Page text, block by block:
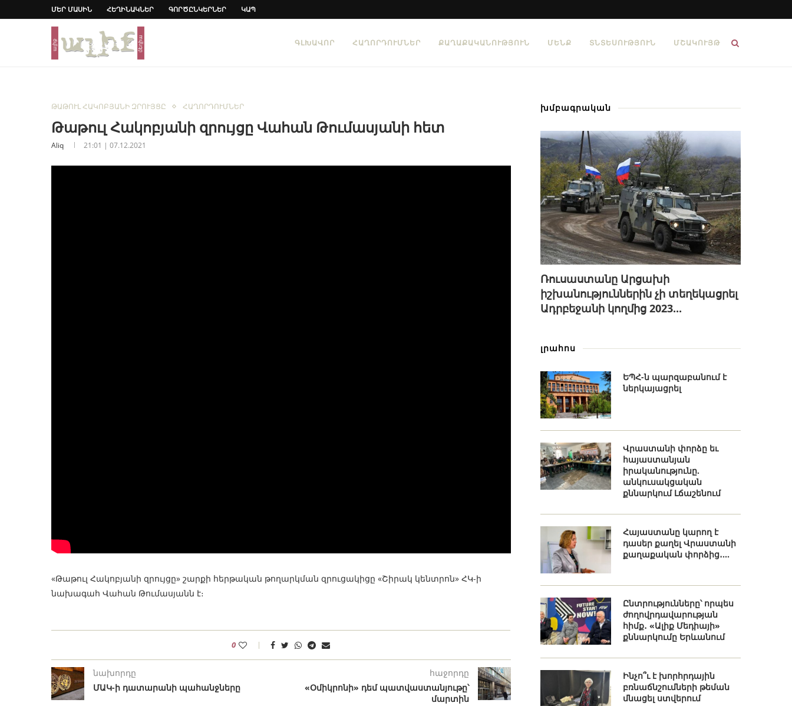
ՄԵՐ ՄԱՍԻՆ ՀԵՂԻՆԱԿՆԵՐ ԳՈՐԾԸՆԿԵՐՆԵՐ ԿԱՊ
ԳԼԽԱՎՈՐ ՀԱՂՈՐԴՈՒՄՆԵՐ ՔԱՂԱՔԱԿԱՆՈՒԹՅՈՒՆ ՄԵՆՔ ՏՆՏԵՍՈՒԹՅՈՒՆ ՄՇԱԿՈՒՅԹ
ԹԱԹՈՒԼ ՀԱԿՈԲՅԱՆԻ ԶՐՈՒՅՑԸ ՀԱՂՈՐԴՈՒՄՆԵՐ
Թաթուլ Հակոբյանի զրույցը Վահան Թումասյանի հետ
Aliq 21:01 | 07.12.2021
«Թաթուլ Հակոբյանի զրույցը» շարքի հերթական թողարկման զրուցակիցը «Շիրակ կենտրոն» ՀԿ-ի
նախագահ Վահան Թումասյանն է։
0
նախորդը
ՄԱԿ-ի դատարանի պահանջները
հաջորդը
«Օմիկրոնի» դեմ պատվաստանյութը՝
մարտին
խմբագրական
Ռուսաստանը Արցախի
իշխանություններին չի տեղեկացրել
Ադրբեջանի կողմից 2023...
լրահոս
ԵՊՀ-ն պարզաբանում է
ներկայացրել
Վրաստանի փորձը եւ
հայաստանյան
իրականությունը.
անկուսակցական
քննարկում Լճաշենում
Հայաստանը կարող է
դասեր քաղել Վրաստանի
քաղաքական փորձից․...
Ընտրությունները՝ որպես
ժողովրդավարության
հիմք․ «Ալիք Մեդիայի»
քննարկումը Երևանում
Ինչո՞ւ է խորհրդային
բռնաճնշումների թեման
մնացել ստվերում